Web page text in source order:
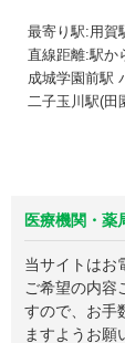
最寄り駅:用賀
直線距離:駅か
成城学園前駅
二子玉川駅(田
医療機関・薬
当サイトはお
ご希望の内容
すので、お手
ますようお願